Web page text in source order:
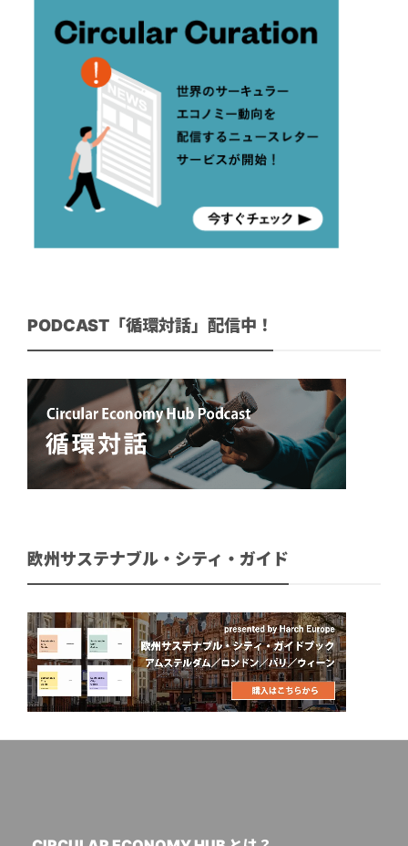
PODCAST「循環対話」配信中！
欧州サステナブル・シティ・ガイド